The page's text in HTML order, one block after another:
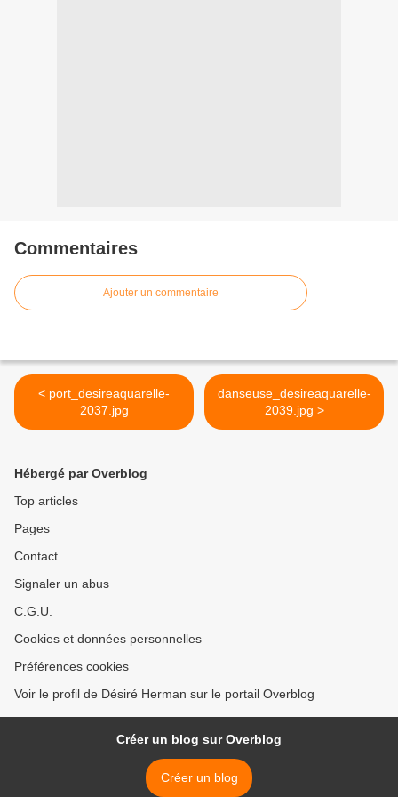
Commentaires
Ajouter un commentaire
< port_desireaquarelle-
2037.jpg
danseuse_desireaquarelle-
2039.jpg >
Hébergé par Overblog
Top articles
Pages
Contact
Signaler un abus
C.G.U.
Cookies et données personnelles
Préférences cookies
Voir le profil de Désiré Herman sur le portail Overblog
Créer un blog sur Overblog
Créer un blog